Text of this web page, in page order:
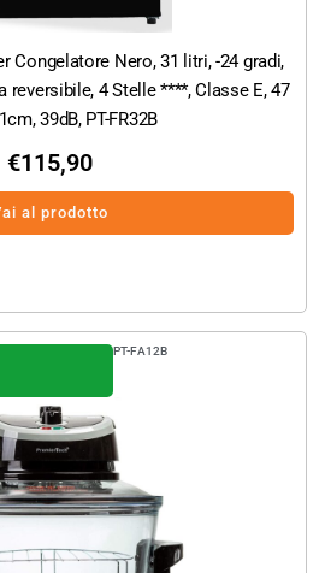
Congelatore Nero, 31 litri, -24 gradi,
reversibile, 4 Stelle ****, Classe E, 47
39dB, PT-FR32B
€115,90
al prodotto
PT-FA12B